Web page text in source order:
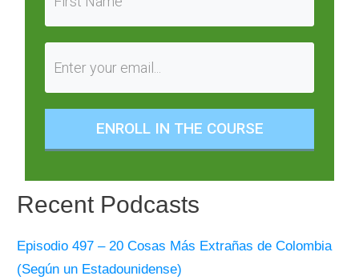
ENROLL IN THE COURSE
Recent Podcasts
Episodio 497 – 20 Cosas Más Extrañas de Colombia
(Según un Estadounidense)